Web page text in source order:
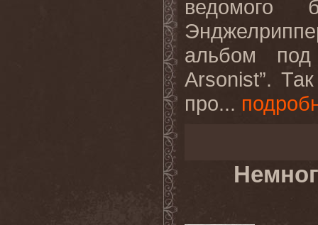
ведомого
альбом
Arsonist”.
про...